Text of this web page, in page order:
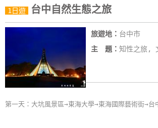
1日遊 台中自然生態之旅
旅遊地： 台中市
主 題： 知性之旅,
第一天：大坑風景區→東海大學→東海國際藝術街→台